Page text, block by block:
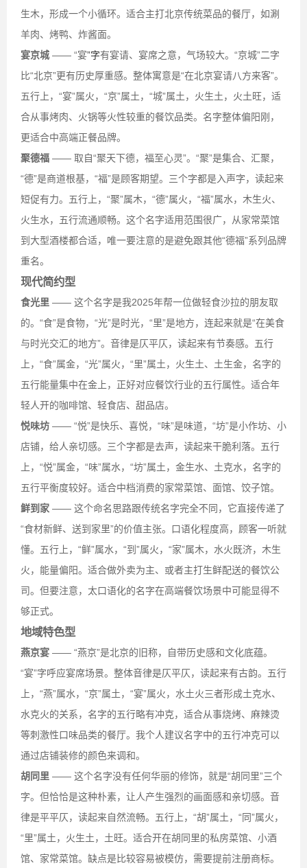
生木，形成一个小循环。适合主打北京传统菜品的餐厅，如涮
羊肉、烤鸭、炸酱面。
宴京城 —— “宴”字有宴请、宴席之意，气场较大。“京城”二字
比“北京”更有历史厚重感。整体寓意是“在北京宴请八方来客”。
五行上，“宴”属火，“京”属土，“城”属土，火生土，火土旺，适
合从事烤肉、火锅等火性较重的餐饮品类。名字整体偏阳刚，
更适合中高端正餐品牌。
聚德福 —— 取自“聚天下德，福至心灵”。“聚”是集合、汇聚，
“德”是商道根基，“福”是顾客期望。三个字都是入声字，读起来
短促有力。五行上，“聚”属木，“德”属火，“福”属水，木生火、
火生水，五行流通顺畅。这个名字适用范围很广，从家常菜馆
到大型酒楼都合适，唯一要注意的是避免跟其他“德福”系列品牌
重名。
现代简约型
食光里 —— 这个名字是我2025年帮一位做轻食沙拉的朋友取
的。“食”是食物，“光”是时光，“里”是地方，连起来就是“在美食
与时光交汇的地方”。音律是仄平仄，读起来有节奏感。五行
上，“食”属金，“光”属火，“里”属土，火生土、土生金，名字的
五行能量集中在金上，正好对应餐饮行业的五行属性。适合年
轻人开的咖啡馆、轻食店、甜品店。
悦味坊 —— “悦”是快乐、喜悦，“味”是味道，“坊”是小作坊、小
店铺，给人亲切感。三个字都是去声，读起来干脆利落。五行
上，“悦”属金，“味”属水，“坊”属土，金生水、土克水，名字的
五行平衡度较好。适合中档消费的家常菜馆、面馆、饺子馆。
鲜到家 —— 这个命名思路跟传统名字完全不同，它直接传递了
“食材新鲜、送到家里”的价值主张。口语化程度高，顾客一听就
懂。五行上，“鲜”属水，“到”属火，“家”属木，水火既济，木生
火，能量偏阳。适合做外卖为主、或者主打生鲜配送的餐饮公
司。但要注意，太口语化的名字在高端餐饮场景中可能显得不
够正式。
地域特色型
燕京宴 —— “燕京”是北京的旧称，自带历史感和文化底蕴。
“宴”字呼应宴席场景。整体音律是仄平仄，读起来有古韵。五行
上，“燕”属水，“京”属土，“宴”属火，水土火三者形成土克水、
水克火的关系，名字的五行略有冲克，适合从事烧烤、麻辣烫
等刺激性口味品类的餐厅。我个人建议名字中的五行冲克可以
通过店铺装修的颜色来调和。
胡同里 —— 这个名字没有任何华丽的修饰，就是“胡同里”三个
字。但恰恰是这种朴素，让人产生强烈的画面感和亲切感。音
律是平平仄，读起来自然流畅。五行上，“胡”属土，“同”属火，
“里”属土，火生土，土旺。适合开在胡同里的私房菜馆、小酒
馆、家常菜馆。缺点是比较容易被模仿，需要提前注册商标。